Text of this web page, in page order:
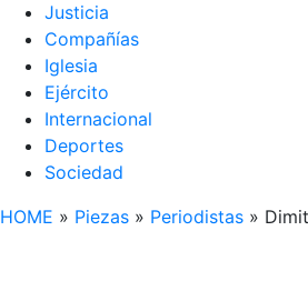
Justicia
Compañías
Iglesia
Ejército
Internacional
Deportes
Sociedad
HOME » Piezas » Periodistas »